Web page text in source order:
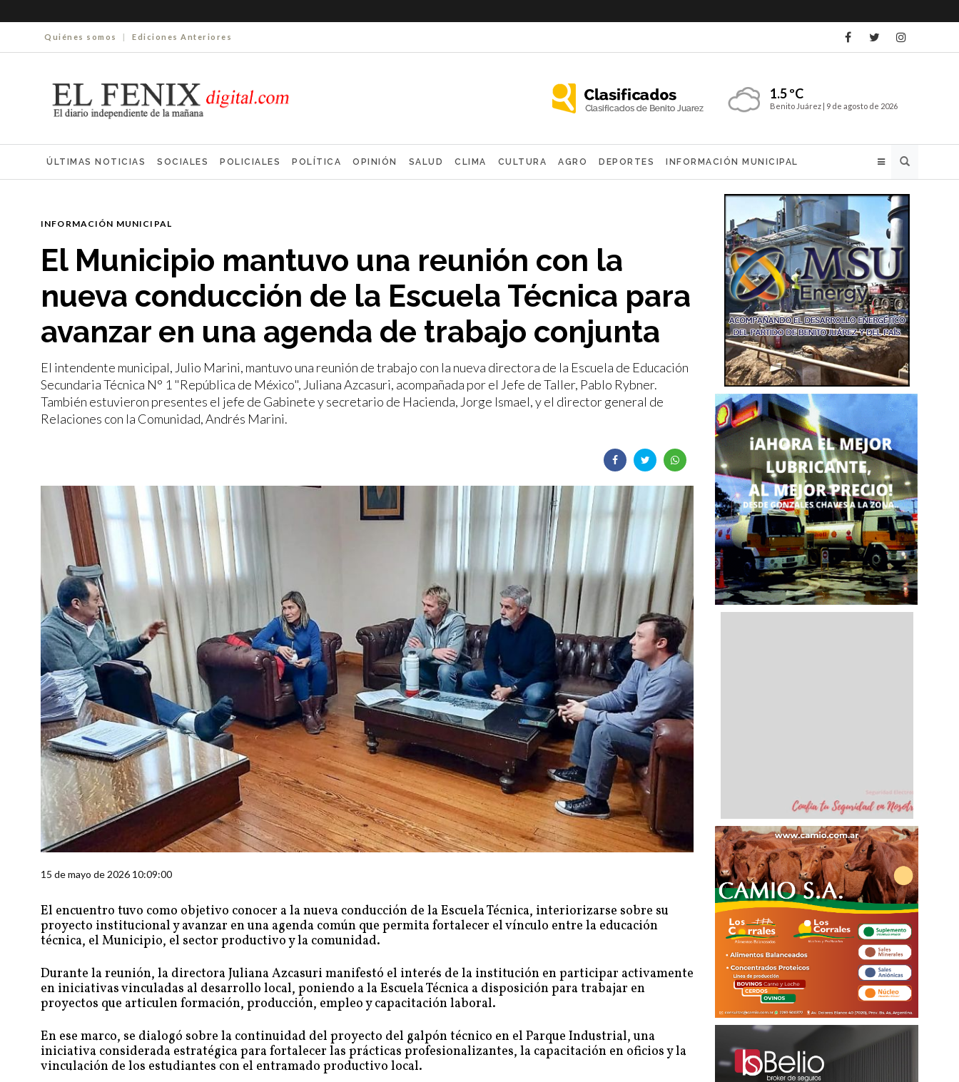
Quiénes somos | Ediciones Anteriores
1.5 ºC
Benito Juárez | 9 de agosto de 2026
ÚLTIMAS NOTICIAS SOCIALES POLICIALES POLÍTICA OPINIÓN SALUD CLIMA CULTURA AGRO DEPORTES INFORMACIÓN MUNICIPAL
INFORMACIÓN MUNICIPAL
El Municipio mantuvo una reunión con la
nueva conducción de la Escuela Técnica para
avanzar en una agenda de trabajo conjunta
El intendente municipal, Julio Marini, mantuvo una reunión de trabajo con la nueva directora de la Escuela de Educación
Secundaria Técnica N° 1 "República de México", Juliana Azcasuri, acompañada por el Jefe de Taller, Pablo Rybner.
También estuvieron presentes el jefe de Gabinete y secretario de Hacienda, Jorge Ismael, y el director general de
Relaciones con la Comunidad, Andrés Marini.
15 de mayo de 2026 10:09:00
El encuentro tuvo como objetivo conocer a la nueva conducción de la Escuela Técnica, interiorizarse sobre su
proyecto institucional y avanzar en una agenda común que permita fortalecer el vínculo entre la educación
técnica, el Municipio, el sector productivo y la comunidad.
Durante la reunión, la directora Juliana Azcasuri manifestó el interés de la institución en participar activamente
en iniciativas vinculadas al desarrollo local, poniendo a la Escuela Técnica a disposición para trabajar en
proyectos que articulen formación, producción, empleo y capacitación laboral.
En ese marco, se dialogó sobre la continuidad del proyecto del galpón técnico en el Parque Industrial, una
iniciativa considerada estratégica para fortalecer las prácticas profesionalizantes, la capacitación en oficios y la
vinculación de los estudiantes con el entramado productivo local.